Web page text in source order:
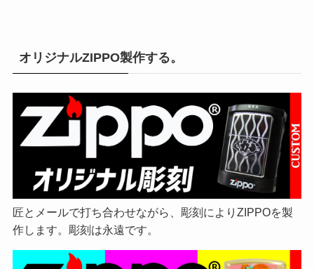
オリジナルZIPPO製作する。
匠とメールで打ち合わせながら、彫刻によりZIPPOを製
作します。彫刻は永遠です。